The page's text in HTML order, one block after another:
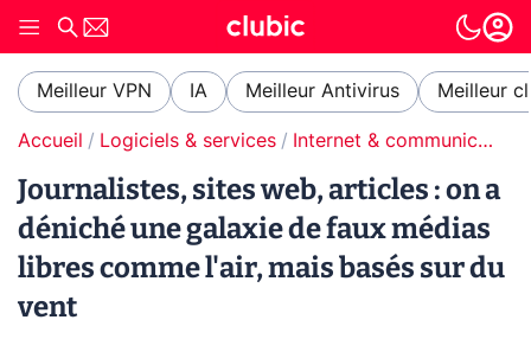
Meilleur VPN IA Meilleur Antivirus Meilleur
Accueil Logiciels & services Internet & communication
Journalistes, sites web, articles : on a
déniché une galaxie de faux médias
libres comme l'air, mais basés sur du
vent